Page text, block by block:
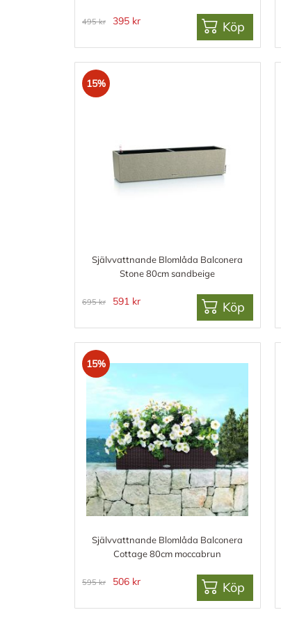
495 kr 395 kr Köp
15%
Självvattnande Blomlåda Balconera
Stone 80cm sandbeige
695 kr 591 kr Köp
15%
Självvattnande Blomlåda Balconera
Cottage 80cm moccabrun
595 kr 506 kr Köp